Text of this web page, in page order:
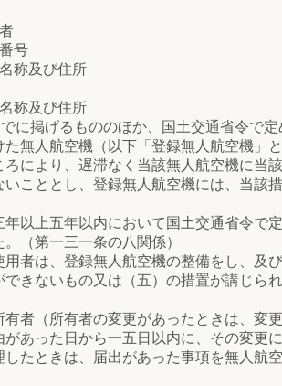
号
及び住所
及び住所
げるもののほか、国土交通省令で定
航空機（以下「登録無人航空機」と
により、遅滞なく当該無人航空機に当
こととし、登録無人航空機には、当該
五年以内において国土交通省令で定
（第一三一条の八関係）
、登録無人航空機の整備をし、及び
きないもの又は（五）の措置が講じら
所有者の変更があったときは、変更
あった日から一五日以内に、その変更
たときは、届出があった事項を無人航